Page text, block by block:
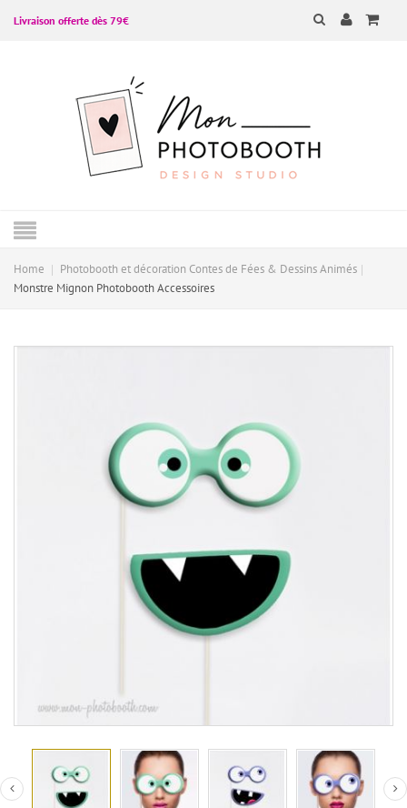
Livraison offerte dès 79€
Home
Photobooth et décoration Contes de Fées & Dessins Animés
Monstre Mignon Photobooth Accessoires